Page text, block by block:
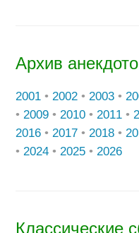
Архив
2001 • 2002 • 2003 •
• 2009 • 2010 • 2011 •
2016 • 2017 • 2018 •
• 2024 • 2025 • 2026
Классические